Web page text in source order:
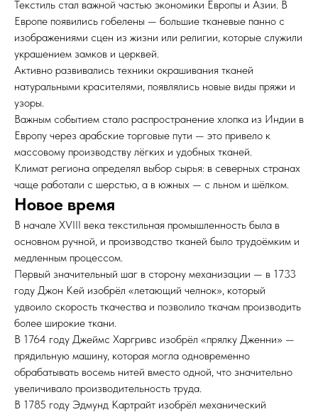
Текстиль стал важной частью экономики Европы и Азии. В
Европе появились гобелены — большие тканевые панно с
изображениями сцен из жизни или религии, которые служили
украшением замков и церквей.
Активно развивались техники окрашивания тканей
натуральными красителями, появлялись новые виды пряжи и
узоры.
Важным событием стало распространение хлопка из Индии в
Европу через арабские торговые пути — это привело к
массовому производству лёгких и удобных тканей.
Климат региона определял выбор сырья: в северных странах
чаще работали с шерстью, а в южных — с льном и шёлком.
Новое время
В начале XVIII века текстильная промышленность была в
основном ручной, и производство тканей было трудоёмким и
медленным процессом.
Первый значительный шаг в сторону механизации — в 1733
году Джон Кей изобрёл «летающий челнок», который
удвоило скорость ткачества и позволило ткачам производить
более широкие ткани.
В 1764 году Джеймс Харгривс изобрёл «прялку Дженни» —
прядильную машину, которая могла одновременно
обрабатывать восемь нитей вместо одной, что значительно
увеличивало производительность труда.
В 1785 году Эдмунд Картрайт изобрёл механический